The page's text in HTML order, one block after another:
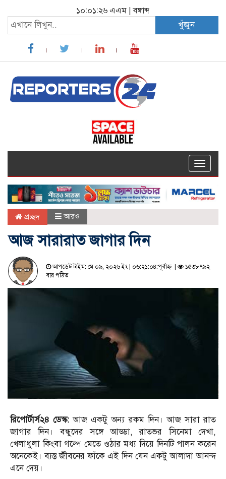
১০:০১:২৭ এএম |বঙ্গাব্দ
খুঁজুন
Toggle
প্রচ্ছদ আরও
আজ সারারাত জাগার দিন
আপডেট টাইম: মে ০৯, ২০২৬ ইং | ০৬:২১:০৪:পূর্বাহ্ন |
১৫৩৮৭৯২
বার পঠিত
রিপোর্টার্স২৪ ডেস্ক:আজ একটু অন্য রকম দিন। আজ সারা রাত
জাগার দিন। বন্ধুদের সঙ্গে আড্ডা, রাতভর সিনেমা দেখা,
খেলাধুলা কিংবা গল্পে মেতে ওঠার মধ্য দিয়ে দিনটি পালন করেন
অনেকেই। ব্যস্ত জীবনের ফাঁকে এই দিন যেন একটু আলাদা আনন্দ
এনে দেয়।